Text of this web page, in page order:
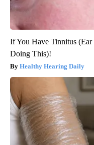
If You Have Tinnitus
Doing This)!
Healthy Hearing Daily